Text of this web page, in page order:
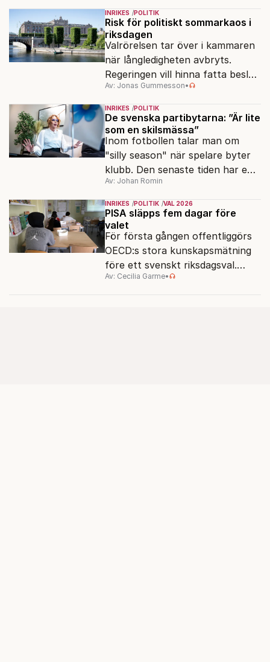
Sverige långsiktigt hållbart,
jämlikt och kriståligt.
INRIKES POLITIK
Risk för politiskt sommarkaos i
riksdagen
Valrörelsen tar över i kammaren
när långledigheten avbryts.
Regeringen vill hinna fatta beslut
före valet – men oppositionen
ser sin chans att pressa
Tidösidan.
Av: Jonas Gummesson•
INRIKES POLITIK
De svenska partibytarna: ”Är lite
som en skilsmässa”
Inom fotbollen talar man om
"silly season" när spelare byter
klubb. Den senaste tiden har en
rad svenska politiker bytt parti –
men varför, och vad skiljer
partiernas interna kulturer åt?
Av: Johan Romin
INRIKES POLITIK VAL 2026
PISA släpps fem dagar före
valet
För första gången offentliggörs
OECD:s stora kunskapsmätning
före ett svenskt riksdagsval.
Resultatet kan ge skolfrågan ny
Av: Cecilia Garme•